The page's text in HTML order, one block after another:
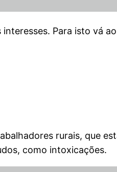
Para isto vá
rurais, que
como intoxicações.